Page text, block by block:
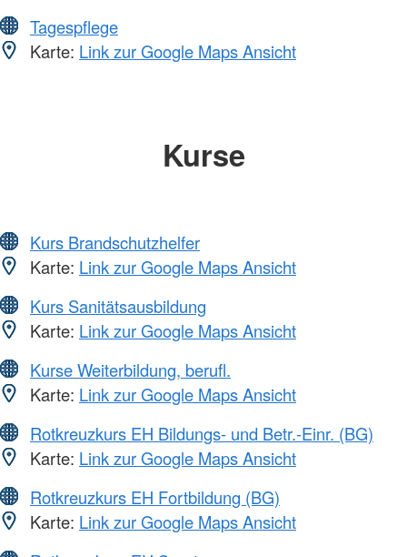
Tagespflege
Karte: Link zur Google Maps Ansicht
Kurse
Kurs Brandschutzhelfer
Karte: Link zur Google Maps Ansicht
Kurs Sanitätsausbildung
Karte: Link zur Google Maps Ansicht
Kurse Weiterbildung, berufl.
Karte: Link zur Google Maps Ansicht
Rotkreuzkurs EH Bildungs- und Betr.-Einr. (BG)
Karte: Link zur Google Maps Ansicht
Rotkreuzkurs EH Fortbildung (BG)
Karte: Link zur Google Maps Ansicht